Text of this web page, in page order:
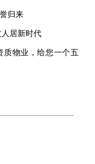
归来
居新时代
质物业，给您一个五